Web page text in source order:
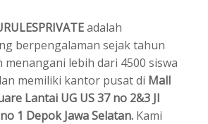
adalah
berpengalaman sejak tahun
menangani lebih dari 4500 siswa
memiliki kantor pusat di Mall
Lantai UG US 37 no 2&3 Jl
1 Depok Jawa Selatan. Kami